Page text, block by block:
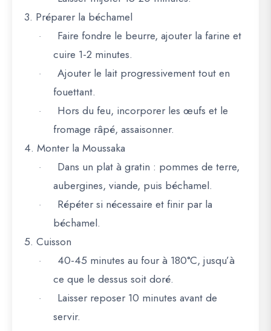
3. Préparer la béchamel
·
Faire fondre le beurre, ajouter la farine et
cuire 1-2 minutes.
·
Ajouter le lait progressivement tout en
fouettant.
·
Hors du feu, incorporer les œufs et le
fromage râpé, assaisonner.
4. Monter la Moussaka
·
Dans un plat à gratin : pommes de terre,
aubergines, viande, puis béchamel.
·
Répéter si nécessaire et finir par la
béchamel.
5. Cuisson
·
40-45 minutes au four à 180°C, jusqu’à
ce que le dessus soit doré.
·
Laisser reposer 10 minutes avant de
servir.